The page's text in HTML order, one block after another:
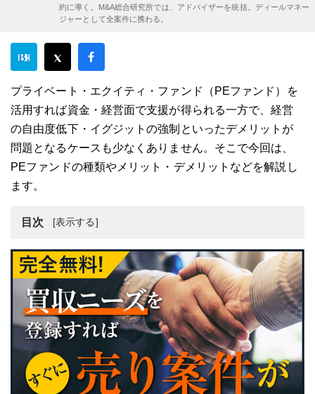
約に導く。M&A総合研究所では、アドバイザーを統括。ディールマネー
ジャーとして全案件に携わる。
プライベート・エクイティ・ファンド（PEファンド）を
活用すれば資金・経営面で支援が得られる一方で、経営
の自由度低下・イグジットの強制といったデメリットが
問題となるケースも少なくありません。そこで今回は、
PEファンドの種類やメリット・デメリットなどを解説し
ます。
目次
プライベート・エクイティ・ファンド（PEファンド）と
は
プライベート・エクイティ・ファンド（PEファンド）の
意味や仕組みとは？
プライベート・エクイティ・ファンド（PEファンド）の
M&Aへの活用
プライベート・エクイティ・ファンド（PEファンド）の